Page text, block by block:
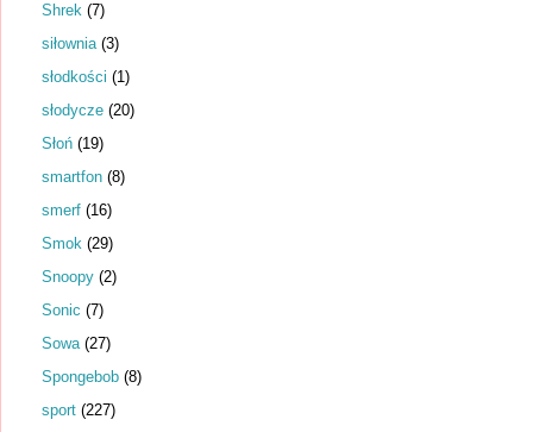
Shrek (7)
siłownia (3)
słodkości (1)
słodycze (20)
Słoń (19)
smartfon (8)
smerf (16)
Smok (29)
Snoopy (2)
Sonic (7)
Sowa (27)
Spongebob (8)
sport (227)